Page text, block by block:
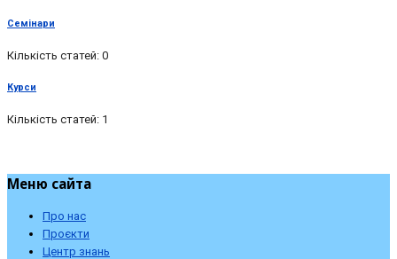
Семінари
Кількість статей: 0
Курси
Кількість статей: 1
Меню сайта
Про нас
Проєкти
Центр знань